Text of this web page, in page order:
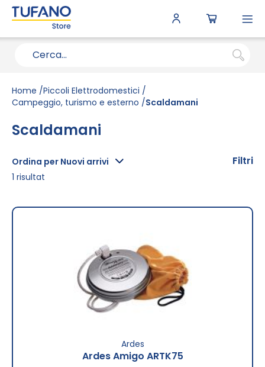
Home Piccoli Elettrodomestici
Campeggio, turismo e esterno
Scaldamani
Scaldamani
Ordina per Nuovi arrivi
1 risultat
Ardes
Ardes Amigo ARTK75
Filtri